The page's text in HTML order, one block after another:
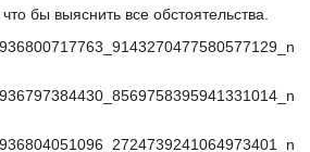
бы выяснить все обстоятельства.